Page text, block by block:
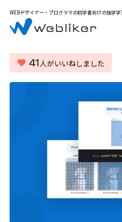
WEBデザイナー・プログラマの初学者向けの独学学
41 人がいいねしました